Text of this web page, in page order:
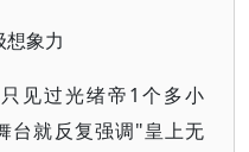
想象力
见过光绪帝1个多小
台就反复强调"皇上无